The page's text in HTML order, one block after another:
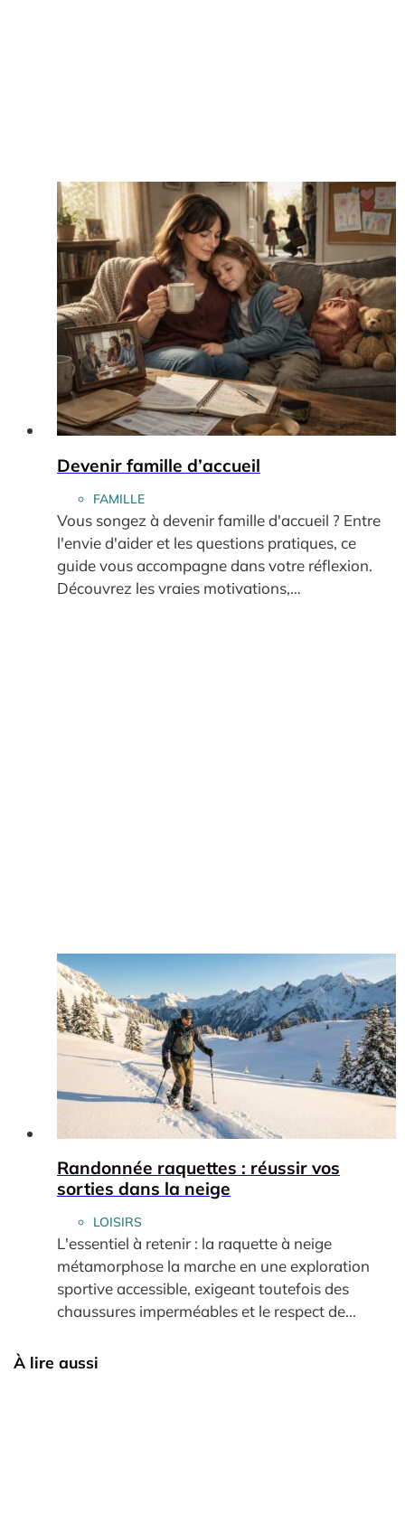
Devenir famille d’accueil
FAMILLE
Vous songez à devenir famille d'accueil ? Entre
l'envie d'aider et les questions pratiques, ce
guide vous accompagne dans votre réflexion.
Découvrez les vraies motivations,…
Randonnée raquettes : réussir vos
sorties dans la neige
LOISIRS
L'essentiel à retenir : la raquette à neige
métamorphose la marche en une exploration
sportive accessible, exigeant toutefois des
chaussures imperméables et le respect de...
À lire aussi